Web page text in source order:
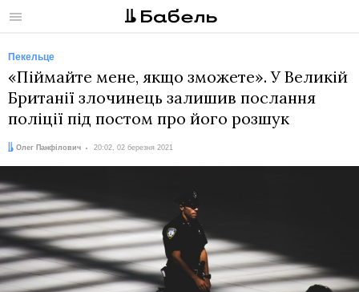
Меню
Пекельце
«Піймайте мене, якщо зможете». У Великій
Британії злочинець залишив послання
поліції під постом про його розшук
Автор:
Олег Панфілович
Дата: 20:02, 02 березня 2021